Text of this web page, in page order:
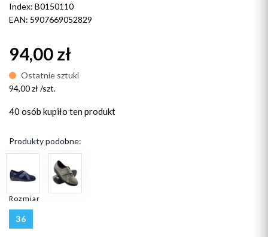
Index: B0150110
EAN: 5907669052829
94,00 zł
Ostatnie sztuki
94,00 zł /szt.
40 osób kupiło ten produkt
Produkty podobne:
Rozmiar
36